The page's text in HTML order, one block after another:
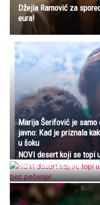
Džejla Ramović za
eura!
Marija Šerifović je samo
javno: Kad je priznala
u šoku
NOVI desert koji se topi
desert bez pečenja!